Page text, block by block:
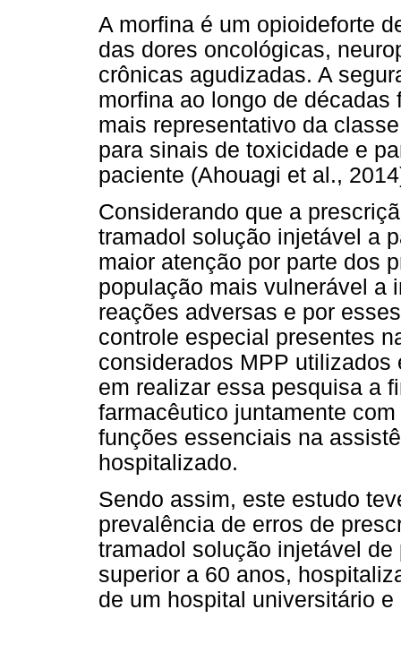
A morfina é um opioideforte
das dores oncológicas,
crônicas agudizadas. A
morfina ao longo de
mais representativo da
para sinais de toxicidade e
paciente (Ahouagi et al.,
Considerando que a
tramadol solução injetável a
maior atenção por parte dos
população mais vulnerável a
reações adversas e por
controle especial presentes
considerados MPP
em realizar essa pesquisa a
farmacêutico juntamente
funções essenciais na
hospitalizado.
Sendo assim, este estudo
prevalência de erros de
tramadol solução injetável
superior a 60 anos,
de um hospital universitário